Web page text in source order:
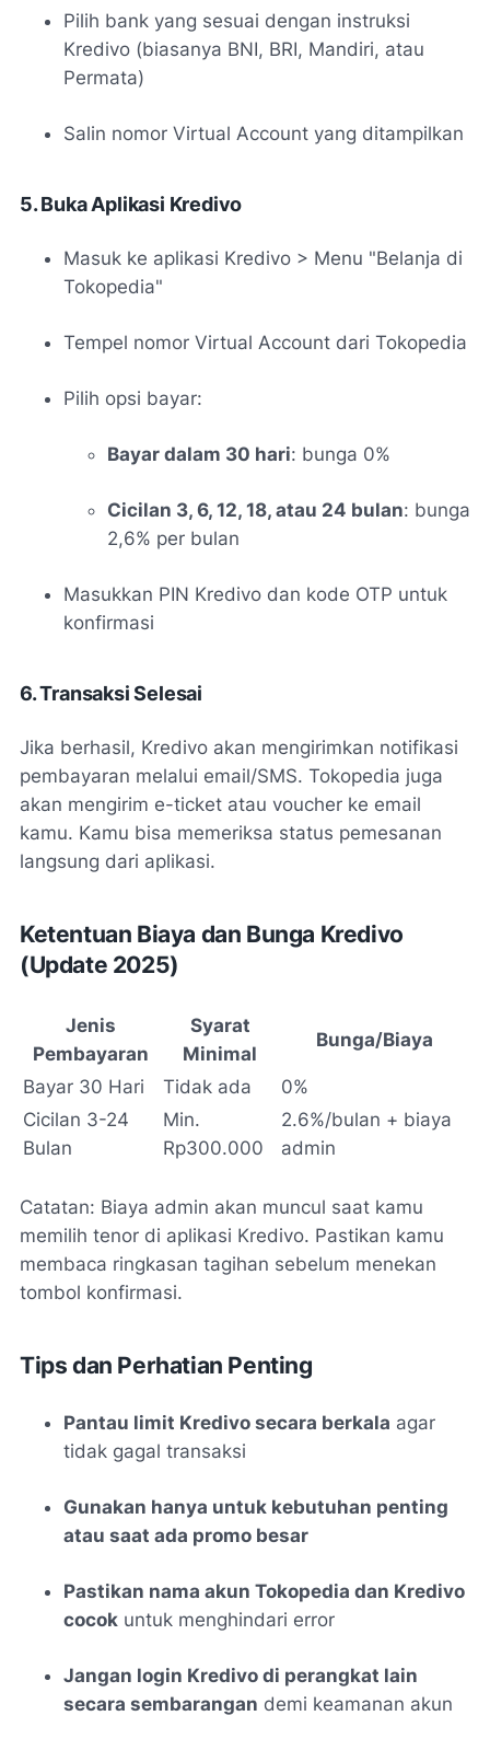
Pilih bank yang sesuai dengan instruksi
Kredivo (biasanya BNI, BRI, Mandiri, atau
Permata)
Salin nomor Virtual Account yang ditampilkan
5. Buka Aplikasi Kredivo
Masuk ke aplikasi Kredivo > Menu "Belanja di
Tokopedia"
Tempel nomor Virtual Account dari Tokopedia
Pilih opsi bayar:
Bayar dalam 30 hari: bunga 0%
Cicilan 3, 6, 12, 18, atau 24 bulan: bunga
2,6% per bulan
Masukkan PIN Kredivo dan kode OTP untuk
konfirmasi
6. Transaksi Selesai
Jika berhasil, Kredivo akan mengirimkan notifikasi
pembayaran melalui email/SMS. Tokopedia juga
akan mengirim e-ticket atau voucher ke email
kamu. Kamu bisa memeriksa status pemesanan
langsung dari aplikasi.
Ketentuan Biaya dan Bunga Kredivo
(Update 2025)
Jenis
Pembayaran
Syarat
Minimal
Bunga/Biaya
Bayar 30 Hari Tidak ada
0%
Cicilan 3-24
Bulan
Min.
Rp300.000
2.6%/bulan + biaya
admin
Catatan: Biaya admin akan muncul saat kamu
memilih tenor di aplikasi Kredivo. Pastikan kamu
membaca ringkasan tagihan sebelum menekan
tombol konfirmasi.
Tips dan Perhatian Penting
Pantau limit Kredivo secara berkala agar
tidak gagal transaksi
Gunakan hanya untuk kebutuhan penting
atau saat ada promo besar
Pastikan nama akun Tokopedia dan Kredivo
cocok untuk menghindari error
Jangan login Kredivo di perangkat lain
secara sembarangan demi keamanan akun